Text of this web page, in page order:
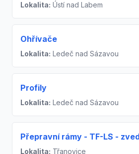
Lokalita: Ústí nad Labem
Ohřívače
Lokalita: Ledeč nad Sázavou
Profily
Lokalita: Ledeč nad Sázavou
Přepravní rámy - TF-LS -
Lokalita: Třanovice